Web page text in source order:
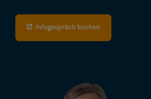
Infogespräch buchen